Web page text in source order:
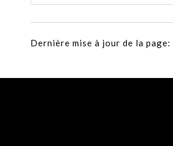
Dernière mise à jour de la page: